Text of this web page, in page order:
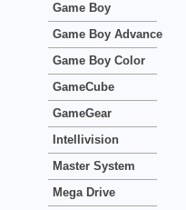
Game Boy
Game Boy Advance
Game Boy Color
GameCube
GameGear
Intellivision
Master System
Mega Drive